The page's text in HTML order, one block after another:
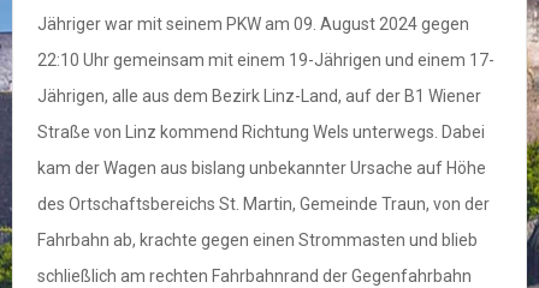
Jähriger war mit seinem PKW am 09. August 2024 gegen
22:10 Uhr gemeinsam mit einem 19-Jährigen und einem 17-
Jährigen, alle aus dem Bezirk Linz-Land, auf der B1 Wiener
Straße von Linz kommend Richtung Wels unterwegs. Dabei
kam der Wagen aus bislang unbekannter Ursache auf Höhe
des Ortschaftsbereichs St. Martin, Gemeinde Traun, von der
Fahrbahn ab, krachte gegen einen Strommasten und blieb
schließlich am rechten Fahrbahnrand der Gegenfahrbahn